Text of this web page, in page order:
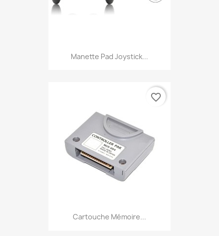
Manette Pad Joystick...
Cartouche Mémoire...
favorite_border